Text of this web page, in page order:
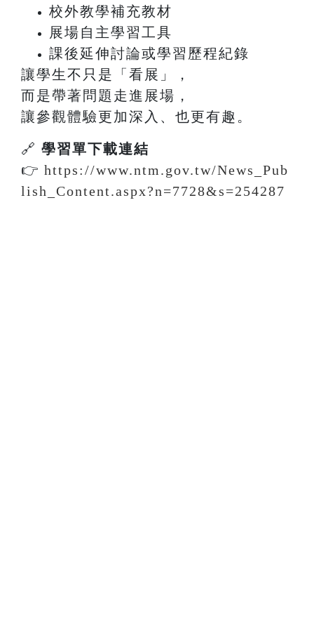
校外教學補充教材
展場自主學習工具
課後延伸討論或學習歷程紀錄
讓學生不只是「看展」，
而是帶著問題走進展場，
讓參觀體驗更加深入、也更有趣。
🔗 學習單下載連結
👉 https://www.ntm.gov.tw/News_Pub
lish_Content.aspx?n=7728&s=254287